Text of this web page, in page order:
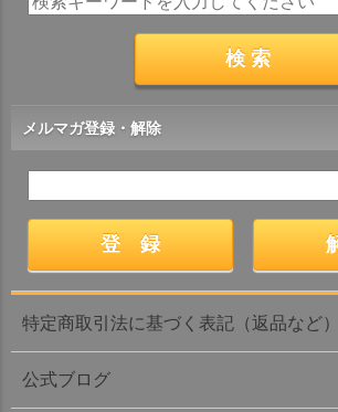
メルマガ登録・解除
特定商取引法に基づく表記（返品など）
公式ブログ